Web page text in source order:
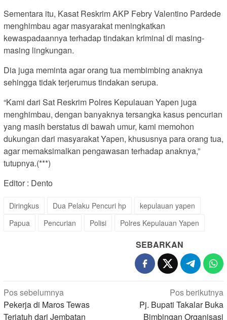
Sementara itu, Kasat Reskrim AKP Febry Valentino Pardede
menghimbau agar masyarakat meningkatkan
kewaspadaannya terhadap tindakan kriminal di masing-
masing lingkungan.
Dia juga meminta agar orang tua membimbing anaknya
sehingga tidak terjerumus tindakan serupa.
“Kami dari Sat Reskrim Polres Kepulauan Yapen juga
menghimbau, dengan banyaknya tersangka kasus pencurian
yang masih berstatus di bawah umur, kami memohon
dukungan dari masyarakat Yapen, khususnya para orang tua,
agar memaksimalkan pengawasan terhadap anaknya,”
tutupnya.(***)
Editor : Dento
Diringkus Dua Pelaku Pencuri hp
kepulauan yapen
Papua
Pencurian Polisi Polres Kepulauan Yapen
SEBARKAN
Navigasi
pos
Pos sebelumnya
Pekerja di Maros Tewas
Terjatuh dari Jembatan
Pos berikutnya
Pj. Bupati Takalar Buka
Bimbingan Organisasi